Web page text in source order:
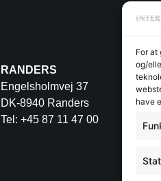
For at
og/
have
RANDERS
Engelsholmvej 37
DK-8940 Randers
Tel: +45 87 11 47 00